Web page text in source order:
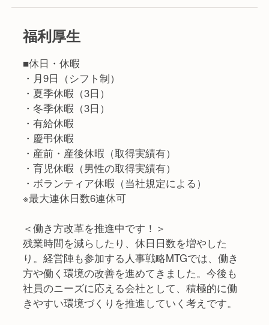
福利厚生
■休日・休暇
・月9日（シフト制）
・夏季休暇（3日）
・冬季休暇（3日）
・有給休暇
・慶弔休暇
・産前・産後休暇（取得実績有）
・育児休暇（男性の取得実績有）
・ボランティア休暇（当社規定による）
※最大連休日数6連休可
＜働き方改革を推進中です！＞
残業時間を減らしたり、休日日数を増やした
り。経営陣も参加する人事戦略MTGでは、働き
方や働く環境の改善を進めてきました。今後も
社員のニーズに応える会社として、積極的に働
きやすい環境づくりを推進していく考えです。